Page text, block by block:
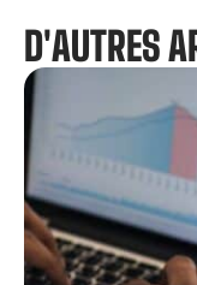
D'AUTRES